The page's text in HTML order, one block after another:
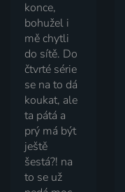
konce,
bohužel i
mě chytli
do sítě. Do
čtvrté série
se na to dá
koukat, ale
ta pátá a
prý má být
ještě
šestá?! na
to se už